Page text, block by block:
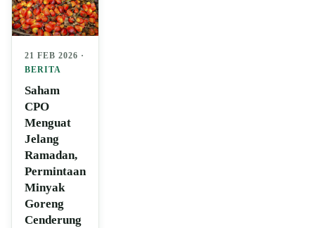
21 FEB 2026 ·
BERITA
Saham
CPO
Menguat
Jelang
Ramadan,
Permintaan
Minyak
Goreng
Cenderung